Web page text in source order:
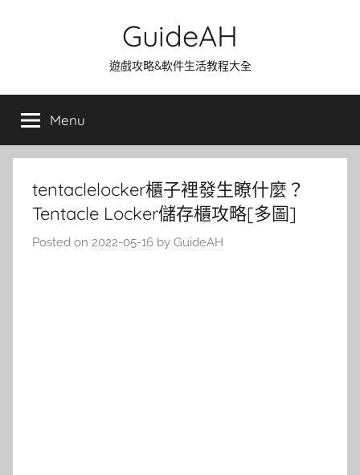
GuideAH
遊戲攻略&軟件生活教程大全
Menu
tentaclelocker櫃子裡發生瞭什麼？
Tentacle Locker儲存櫃攻略[多圖]
Posted on 2022-05-16 by GuideAH